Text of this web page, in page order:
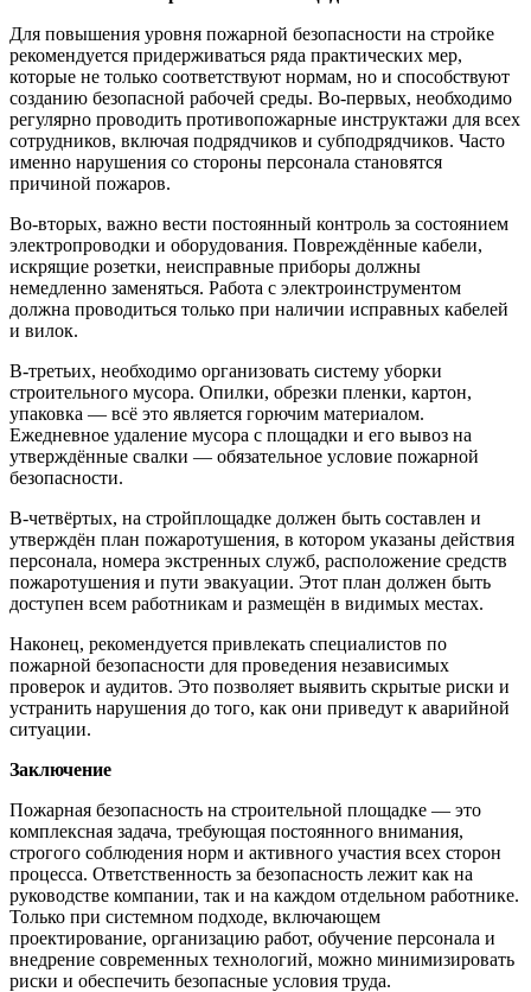
Для повышения уровня пожарной безопасности на стройке
рекомендуется придерживаться ряда практических мер,
которые не только соответствуют нормам, но и способствуют
созданию безопасной рабочей среды. Во-первых, необходимо
регулярно проводить противопожарные инструктажи для всех
сотрудников, включая подрядчиков и субподрядчиков. Часто
именно нарушения со стороны персонала становятся
причиной пожаров.
Во-вторых, важно вести постоянный контроль за состоянием
электропроводки и оборудования. Повреждённые кабели,
искрящие розетки, неисправные приборы должны
немедленно заменяться. Работа с электроинструментом
должна проводиться только при наличии исправных кабелей
и вилок.
В-третьих, необходимо организовать систему уборки
строительного мусора. Опилки, обрезки пленки, картон,
упаковка — всё это является горючим материалом.
Ежедневное удаление мусора с площадки и его вывоз на
утверждённые свалки — обязательное условие пожарной
безопасности.
В-четвёртых, на стройплощадке должен быть составлен и
утверждён план пожаротушения, в котором указаны действия
персонала, номера экстренных служб, расположение средств
пожаротушения и пути эвакуации. Этот план должен быть
доступен всем работникам и размещён в видимых местах.
Наконец, рекомендуется привлекать специалистов по
пожарной безопасности для проведения независимых
проверок и аудитов. Это позволяет выявить скрытые риски и
устранить нарушения до того, как они приведут к аварийной
ситуации.
Заключение
Пожарная безопасность на строительной площадке — это
комплексная задача, требующая постоянного внимания,
строгого соблюдения норм и активного участия всех сторон
процесса. Ответственность за безопасность лежит как на
руководстве компании, так и на каждом отдельном работнике.
Только при системном подходе, включающем
проектирование, организацию работ, обучение персонала и
внедрение современных технологий, можно минимизировать
риски и обеспечить безопасные условия труда.